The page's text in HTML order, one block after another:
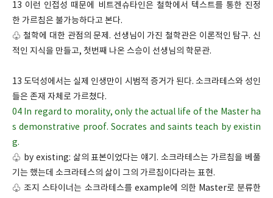
13 이런 인접성 때문에 비트겐슈타인은 철학에서 텍스트를 통한 진정
한 가르침은 불가능하다고 본다.
♧ 철학에 대한 관점의 문제. 선생님이 가진 철학관은 이론적인 탐구. 신
적인 지식을 만들고, 첫번째 나온 스승이 선생님의 학문관.
13 도덕성에서는 실제 인생만이 시범적 증거가 된다. 소크라테스와 성인
들은 존재 자체로 가르쳤다.
04 In regard to morality, only the actual life of the Master ha
s demonstrative proof. Socrates and saints teach by existin
g.
♧ by existing: 삶의 표본이었다는 얘기. 소크라테스는 가르침을 베풀
기는 했는데 소크라테스의 삶이 그의 가르침이다라는 표현.
♧ 조지 스타이너는 소크라테스를 example에 의한 Master로 분류한